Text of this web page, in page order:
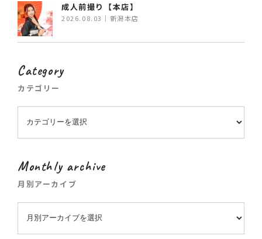
成人前撮り【本店】
2026.08.03｜新潟本店
Category
カテゴリー
Monthly archive
月別アーカイブ